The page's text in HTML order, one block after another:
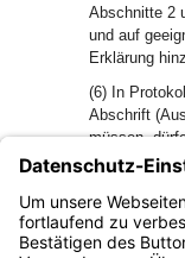
Abschnitte 2
und auf
Erklärung
(6) In
Abschrift
müssen,
geltenden
werden.